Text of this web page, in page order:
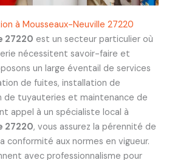
à Mousseaux-Neuville 27220
27220 est un secteur particulier où
nécessitent savoir-faire et
un large éventail de services
de fuites, installation de
de tuyauteries et maintenance de
appel à un spécialiste local à
27220, vous assurez la pérennité de
conformité aux normes en vigueur.
avec professionnalisme pour